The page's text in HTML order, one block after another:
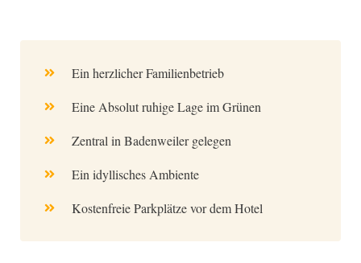
Ein herzlicher Familienbetrieb
Eine Absolut ruhige Lage im Grünen
Zentral in Badenweiler gelegen
Ein idyllisches Ambiente
Kostenfreie Parkplätze vor dem Hotel